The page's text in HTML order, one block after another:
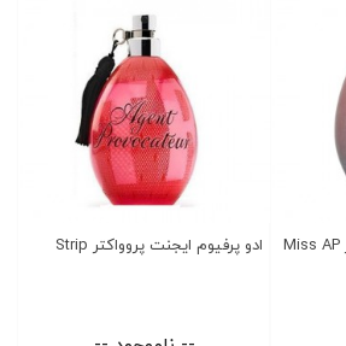
ادو پرفیوم ایجنت پروواکتر Strip